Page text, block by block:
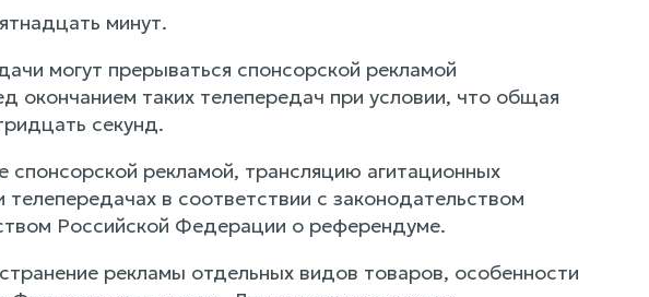
минут.
могут прерываться спонсорской рекламой
окончанием таких телепередач при условии, что общая
секунд.
рекламой, трансляцию агитационных
в соответствии с законодательством
Российской Федерации о референдуме.
рекламы отдельных видов товаров, особенности